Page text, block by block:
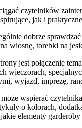
czytelników
jak i
dobrze
wiosnę, torebki na
jest połączenie
wieczorach,
wyjazd, imprezę,
wspierać
o kolorach,
elementy